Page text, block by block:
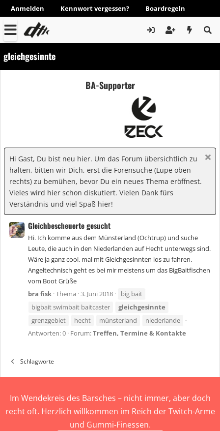
Anmelden Kennwort vergessen? Boardregeln
gleichgesinnte
BA-Supporter
Hi Gast, Du bist neu hier. Um das Forum übersichtlich zu
halten, bitten wir Dich, erst die Forensuche (Lupe oben
rechts) zu bemühen, bevor Du ein neues Thema eröffnest.
Vieles wird hier schon diskutiert. Vielen Dank fürs
Verständnis und viel Spaß hier!
Gleichbescheuerte gesucht
Hi. Ich komme aus dem Münsterland (Ochtrup) und suche
Leute, die auch in den Niederlanden auf Hecht unterwegs sind.
Wäre ja ganz cool, mal mit Gleichgesinnten los zu fahren.
Angeltechnisch geht es bei mir meistens um das BigBaitfischen
vom Boot Grüße
bra fisk Thema 3. Juni 2018
big bait
bigbait swimbait baitcaster
gleichgesinnte
grenzgebiet
hecht münsterland
niederlande
Antworten: 0 Forum:Treffen, Termine & Kontakte
Schlagworte
Im Wendekreis des Barsches – nicht immer, aber doch
recht oft. Herzlich willkommen im Reich der Twitch-Arme
und Gummi-Finessen.